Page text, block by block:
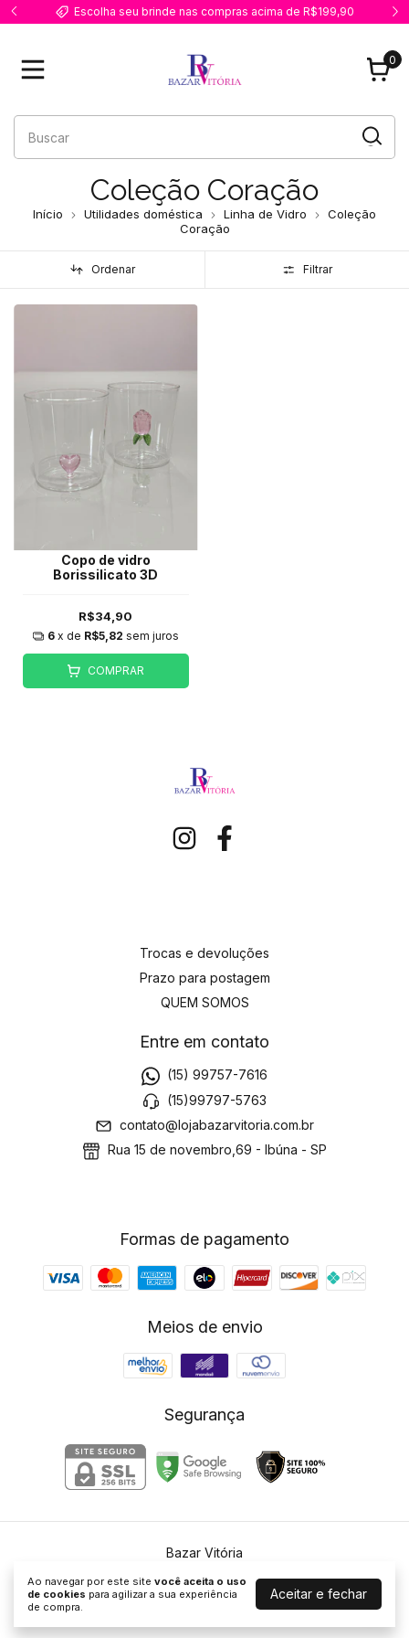
Escolha seu brinde nas compras acima de R$199,90
0
Ao navegar por este site você aceita o uso
de cookies para agilizar a sua experiência
de compra.
Aceitar e fechar
Coleção Coração
Início Utilidades doméstica Linha de Vidro
Coleção
Coração
Ordenar Filtrar
Copo de vidro
Borissilicato 3D
R$34,90
6 x de R$5,82 sem juros
COMPRAR
Trocas e devoluções
Prazo para postagem
QUEM SOMOS
Entre em contato
(15) 99757-7616
(15)99797-5763
contato@lojabazarvitoria.com.br
Rua 15 de novembro,69 - Ibúna - SP
Formas de pagamento
Meios de envio
Segurança
Bazar Vitória